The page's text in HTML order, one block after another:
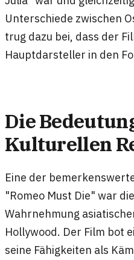
Unterschiede zwischen
trug dazu bei, dass der
Hauptdarsteller in den
Die
Kulturellen
Eine der
"Romeo Must Die" war
Wahrnehmung
Hollywood. Der Film bot
seine Fähigkeiten als